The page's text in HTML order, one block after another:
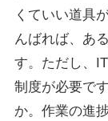
くていい道具
んばれば、あ
す。ただし、
制度が必要で
か。作業の進